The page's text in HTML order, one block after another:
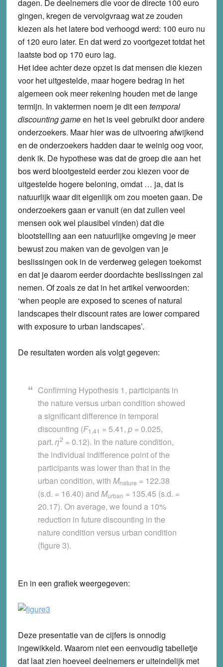
dagen. De deelnemers die voor de directe 100 euro
gingen, kregen de vervolgvraag wat ze zouden
kiezen als het latere bod verhoogd werd: 100 euro nu
of 120 euro later. En dat werd zo voortgezet totdat het
laatste bod op 170 euro lag.
Het idee achter deze opzet is dat mensen die kiezen
voor het uitgestelde, maar hogere bedrag in het
algemeen ook meer rekening houden met de lange
termijn. In vaktermen noem je dit een temporal
discounting gameen het is veel gebruikt door andere
onderzoekers. Maar hier was de uitvoering afwijkend
en de onderzoekers hadden daar te weinig oog voor,
denk ik. De hypothese was dat de groep die aan het
bos werd blootgesteld eerder zou kiezen voor de
uitgestelde hogere beloning, omdat … ja, dat is
natuurlijk waar dit eigenlijk om zou moeten gaan. De
onderzoekers gaan er vanuit (en dat zullen veel
mensen ook wel plausibel vinden) dat die
blootstelling aan een natuurlijke omgeving je meer
bewust zou maken van de gevolgen van je
beslissingen ook in de verderweg gelegen toekomst
en dat je daarom eerder doordachte beslissingen zal
nemen. Of zoals ze dat in het artikel verwoorden:
‘when people are exposed to scenes of natural
landscapes their discount rates are lower compared
with exposure to urban landscapes’.
De resultaten worden als volgt gegeven:
Confirming Hypothesis 1, participants in
the nature versus urban condition showed
a significant difference in temporal
discounting (F1,41 = 5.41, p= 0.025,
part.η2 = 0.12). In the nature condition,
the individual indifference point of the
participants was lower than that in the
urban condition, with Mnature = 122.38
(s.d. = 16.40) and Murban = 135.45 (s.d. =
20.17). On average, we found a 10%
reduction in future discounting in the
nature condition versus urban condition
(figure 3).
En in een grafiek weergegeven:
Deze presentatie van de cijfers is onnodig
ingewikkeld. Waarom niet een eenvoudig tabelletje
dat laat zien hoeveel deelnemers er uiteindelijk met